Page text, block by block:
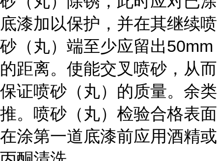
底漆加以保护，并在其继续喷
砂（丸）端至少应留出50mm
的距离。使能交叉喷砂，从而
保证喷砂（丸）的质量。余类
推。喷砂（丸）检验合格表面
在涂第一道底漆前应用酒精或